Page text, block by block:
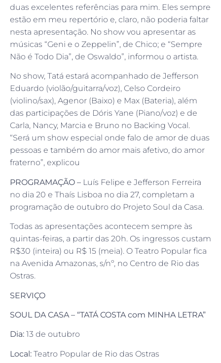
duas excelentes referências para mim. Eles sempre
estão em meu repertório e, claro, não poderia faltar
nesta apresentação. No show vou apresentar as
músicas “Geni e o Zeppelin”, de Chico; e “Sempre
Não é Todo Dia”, de Oswaldo”, informou o artista.
No show, Tatá estará acompanhado de Jefferson
Eduardo (violão/guitarra/voz), Celso Cordeiro
(violino/sax), Agenor (Baixo) e Max (Bateria), além
das participações de Dóris Yane (Piano/voz) e de
Carla, Nancy, Marcia e Bruno no Backing Vocal.
“Será um show especial onde falo de amor de duas
pessoas e também do amor mais afetivo, do amor
fraterno”, explicou
PROGRAMAÇÃO – Luís Felipe e Jefferson Ferreira
no dia 20 e Thaís Lisboa no dia 27, completam a
programação de outubro do Projeto Soul da Casa.
Todas as apresentações acontecem sempre às
quintas-feiras, a partir das 20h. Os ingressos custam
R$30 (inteira) ou R$ 15 (meia). O Teatro Popular fica
na Avenida Amazonas, s/nº, no Centro de Rio das
Ostras.
SERVIÇO
SOUL DA CASA – “TATÁ COSTA com MINHA LETRA”
Dia: 13 de outubro
Local: Teatro Popular de Rio das Ostras